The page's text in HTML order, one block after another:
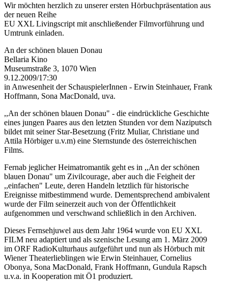
Wir möchten herzlich zu unserer ersten Hörbuchpräsentation aus
der neuen Reihe
EU XXL Livingscript mit anschließender Filmvorführung und
Umtrunk einladen.
An der schönen blauen Donau
Bellaria Kino
Museumstraße 3, 1070 Wien
9.12.2009/17:30
in Anwesenheit der SchauspielerInnen - Erwin Steinhauer, Frank
Hoffmann, Sona MacDonald, uva.
,,An der schönen blauen Donau" - die eindrückliche Geschichte
eines jungen Paares aus den letzten Stunden vor dem Naziputsch
bildet mit seiner Star-Besetzung (Fritz Muliar, Christiane und
Attila Hörbiger u.v.m) eine Sternstunde des österreichischen
Films.
Fernab jeglicher Heimatromantik geht es in ,,An der schönen
blauen Donau" um Zivilcourage, aber auch die Feigheit der
,,einfachen" Leute, deren Handeln letztlich für historische
Ereignisse mitbestimmend wurde. Dementsprechend ambivalent
wurde der Film seinerzeit auch von der Öffentlichkeit
aufgenommen und verschwand schließlich in den Archiven.
Dieses Fernsehjuwel aus dem Jahr 1964 wurde von EU XXL
FILM neu adaptiert und als szenische Lesung am 1. März 2009
im ORF RadioKulturhaus aufgeführt und nun als Hörbuch mit
Wiener Theaterlieblingen wie Erwin Steinhauer, Cornelius
Obonya, Sona MacDonald, Frank Hoffmann, Gundula Rapsch
u.v.a. in Kooperation mit Ö1 produziert.